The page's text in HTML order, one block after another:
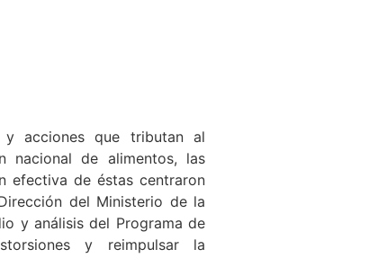
acciones que tributan al
nacional de alimentos, las
efectiva de éstas centraron
del Ministerio de la
y análisis del Programa de
y reimpulsar la